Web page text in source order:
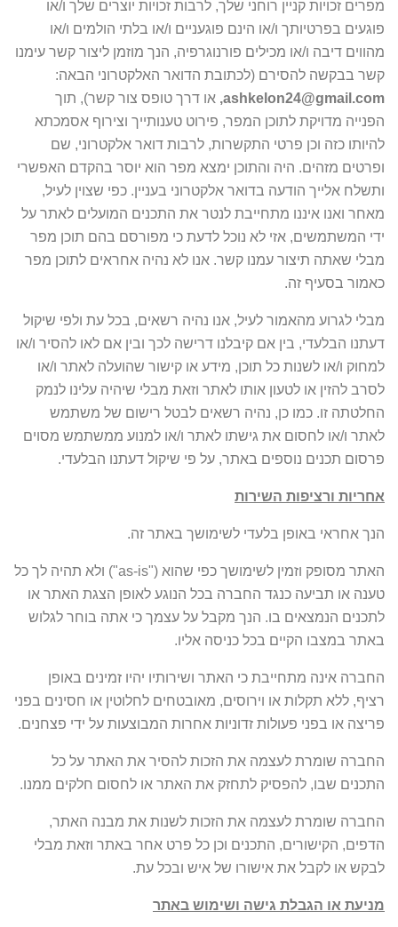
מפרים זכויות קניין רוחני שלך, לרבות זכויות יוצרים שלך ו/או
פוגעים בפרטיותך ו/או הינם פוגעניים ו/או בלתי הולמים ו/או
מהווים דיבה ו/או מכילים פורנוגרפיה, הנך מוזמן ליצור קשר עימנו
קשר בבקשה להסירם (לכתובת הדואר האלקטרוני הבאה:
ashkelon24@gmail.com
, או דרך טופס צור קשר), תוך
הפנייה מדויקת לתוכן המפר, פירוט טענותייך וצירוף אסמכתא
להיותו כזה וכן פרטי התקשרות, לרבות דואר אלקטרוני, שם
ופרטים מזהים. היה והתוכן ימצא מפר הוא יוסר בהקדם האפשרי
ותשלח אלייך הודעה בדואר אלקטרוני בעניין. כפי שצוין לעיל,
מאחר ואנו איננו מתחייבת לנטר את התכנים המועלים לאתר על
ידי המשתמשים, אזי לא נוכל לדעת כי מפורסם בהם תוכן מפר
מבלי שאתה תיצור עמנו קשר. אנו לא נהיה אחראים לתוכן מפר
כאמור בסעיף זה.
מבלי לגרוע מהאמור לעיל, אנו נהיה רשאים, בכל עת ולפי שיקול
דעתנו הבלעדי, בין אם קיבלנו דרישה לכך ובין אם לאו להסיר ו/או
למחוק ו/או לשנות כל תוכן, מידע או קישור שהועלה לאתר ו/או
לסרב להזין או לטעון אותו לאתר וזאת מבלי שיהיה עלינו לנמק
החלטתה זו. כמו כן, נהיה רשאים לבטל רישום של משתמש
לאתר ו/או לחסום את גישתו לאתר ו/או למנוע ממשתמש מסוים
פרסום תכנים נוספים באתר, על פי שיקול דעתנו הבלעדי.
אחריות ורציפות השירות
הנך אחראי באופן בלעדי לשימושך באתר זה.
האתר מסופק וזמין לשימושך כפי שהוא ("as-is") ולא תהיה לך כל
טענה או תביעה כנגד החברה בכל הנוגע לאופן הצגת האתר או
לתכנים הנמצאים בו. הנך מקבל על עצמך כי אתה בוחר לגלוש
באתר במצבו הקיים בכל כניסה אליו.
החברה אינה מתחייבת כי האתר ושירותיו יהיו זמינים באופן
רציף, ללא תקלות או וירוסים, מאובטחים לחלוטין או חסינים בפני
פריצה או בפני פעולות זדוניות אחרות המבוצעות על ידי פצחנים.
החברה שומרת לעצמה את הזכות להסיר את האתר על כל
התכנים שבו, להפסיק לתחזק את האתר או לחסום חלקים ממנו.
החברה שומרת לעצמה את הזכות לשנות את מבנה האתר,
הדפים, הקישורים, התכנים וכן כל פרט אחר באתר וזאת מבלי
לבקש או לקבל את אישורו של איש ובכל עת.
מניעת או הגבלת גישה ושימוש באתר